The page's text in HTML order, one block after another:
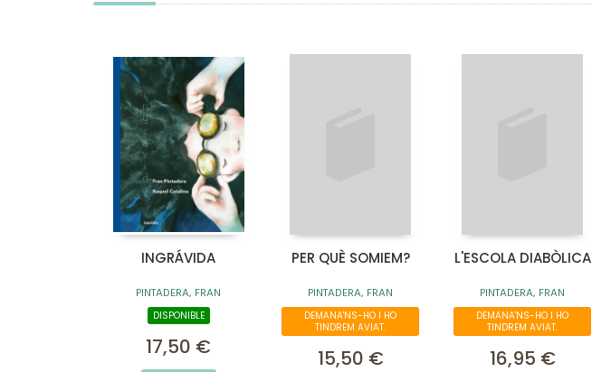
INGRÁVIDA
PINTADERA, FRAN
DISPONIBLE
17,50 €
PER QUÈ SOMIEM?
PINTADERA, FRAN
DEMANA'NS-HO I HO
TINDREM AVIAT.
15,50 €
L'ESCOLA DIABÒLICA
PINTADERA, FRAN
DEMANA'NS-HO I HO
TINDREM AVIAT.
16,95 €